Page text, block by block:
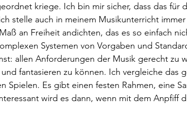
kriege. Ich bin mir sicher, dass das für
stelle auch in meinem Musikunterricht
an Freiheit andichten, das es so einfach
Systemen von Vorgaben und
allen Anforderungen der Musik gerecht zu
fantasieren zu können. Ich vergleiche das
Spielen. Es gibt einen festen Rahmen, eine
wird es dann, wenn mit dem Anpfiff